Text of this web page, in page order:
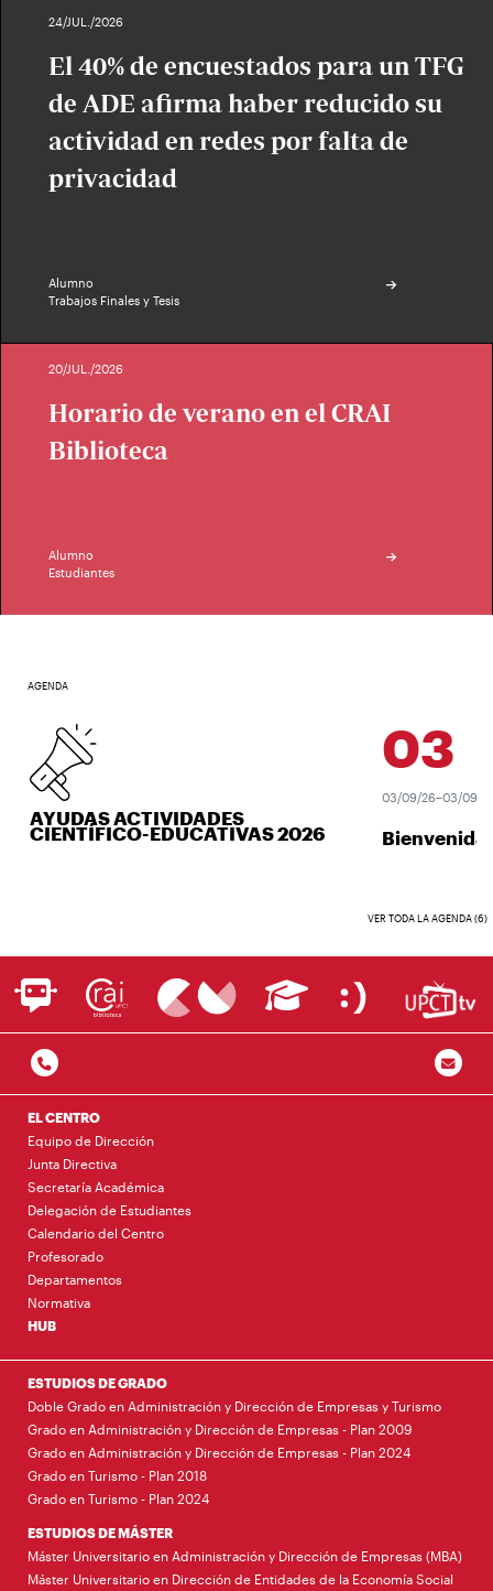
24/JUL./2026
El 40% de encuestados para un TFG
de ADE afirma haber reducido su
actividad en redes por falta de
privacidad
Alumno
Trabajos Finales y Tesis
20/JUL./2026
Horario de verano en el CRAI
Biblioteca
Alumno
Estudiantes
AGENDA
AYUDAS ACTIVIDADES
CIENTÍFICO-EDUCATIVAS 2026
03
03/09/26–03/09/26
Bienvenida
VER TODA LA AGENDA (6)
EL CENTRO
Equipo de Dirección
Junta Directiva
Secretaría Académica
Delegación de Estudiantes
Calendario del Centro
Profesorado
Departamentos
Normativa
HUB
ESTUDIOS DE GRADO
Doble Grado en Administración y Dirección de Empresas y Turismo
Grado en Administración y Dirección de Empresas - Plan 2009
Grado en Administración y Dirección de Empresas - Plan 2024
Grado en Turismo - Plan 2018
Grado en Turismo - Plan 2024
ESTUDIOS DE MÁSTER
Máster Universitario en Administración y Dirección de Empresas (MBA)
Máster Universitario en Dirección de Entidades de la Economía Social